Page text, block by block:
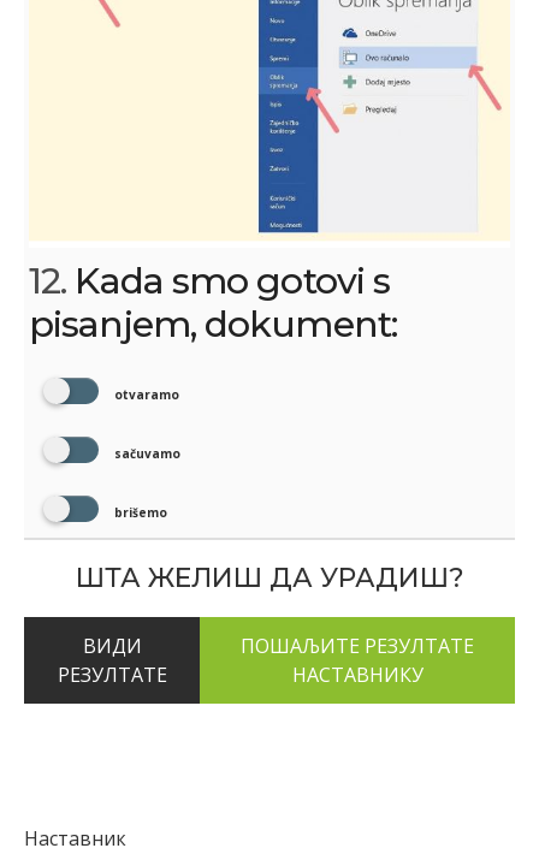
12. Kada smo gotovi s
pisanjem, dokument:
otvaramo
sačuvamo
brišemo
ШТА ЖЕЛИШ ДА УРАДИШ?
ВИДИ
РЕЗУЛТАТЕ
Наставник